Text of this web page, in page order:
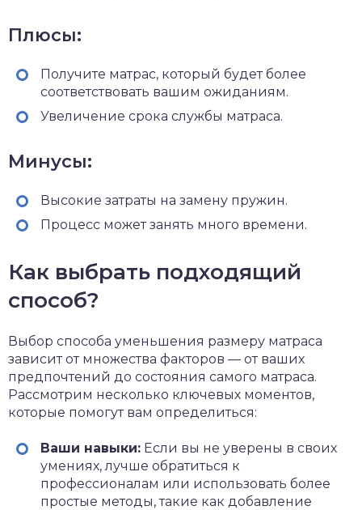
Плюсы:
Получите матрас, который будет более
соответствовать вашим ожиданиям.
Увеличение срока службы матраса.
Минусы:
Высокие затраты на замену пружин.
Процесс может занять много времени.
Как выбрать подходящий
способ?
Выбор способа уменьшения размеру матраса
зависит от множества факторов — от ваших
предпочтений до состояния самого матраса.
Рассмотрим несколько ключевых моментов,
которые помогут вам определиться:
Ваши навыки: Если вы не уверены в своих
умениях, лучше обратиться к
профессионалам или использовать более
простые методы, такие как добавление